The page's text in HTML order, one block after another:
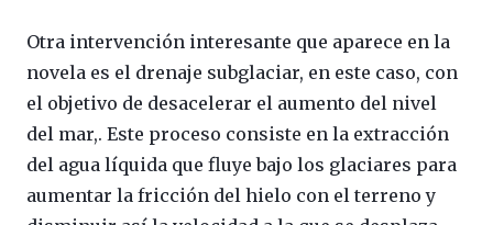
Otra intervención interesante que aparece en la
novela es el drenaje subglaciar, en este caso, con
el objetivo de desacelerar el aumento del nivel
del mar,. Este proceso consiste en la extracción
del agua líquida que fluye bajo los glaciares para
aumentar la fricción del hielo con el terreno y